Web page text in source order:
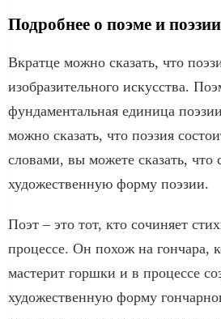
Подробнее о поэме и
Вкратце можно сказать, что
изобразительного искусства.
фундаментальная единица
можно сказать, что поэзия
словами, вы можете сказать, что
художественную форму поэзии.
Поэт – это тот, кто сочиняет
процессе. Он похож на гончара,
мастерит горшки и в процессе
художественную форму